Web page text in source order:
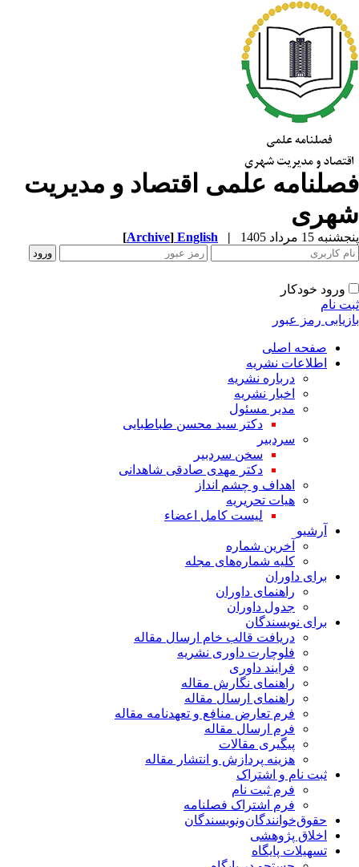
علمی اقتصاد و مدیریت
15 مرداد 1405 |
English
[Archive]
ورود خودکار
نام
رمز عبور
صفحه اصلی
اطلاعات نشریه
درباره نشریه
اخبار نشریه
مدیر مسئول
دکتر سید محسن طباطبایی
سردبیر
سخن سردبیر
دکتر مهدی صادقی شاهدانی
اهداف و چشم انداز
هیات تحریریه
لیست کامل اعضاء
آرشیو
آخرین شماره
کلیه شماره‌های مجله
برای داوران
راهنمای داوران
جدول داوران
برای نویسندگان
دریافت قالب خام ارسال مقاله
فلوچارت داوری نشریه
فرایند داوری
راهنمای نگارش مقاله
راهنمای ارسال مقاله
فرم تعارض منافع و تعهدنامه مقاله
فرم ارسال مقاله
پیگیری مقالات
هزینه پردازش و انتشار مقاله
ثبت نام و اشتراک
فرم ثبت نام
فرم اشتراک فصلنامه
حقوق‌خوانندگان‌و‌نویسندگان
اخلاق پژوهشی
تسهیلات پایگاه